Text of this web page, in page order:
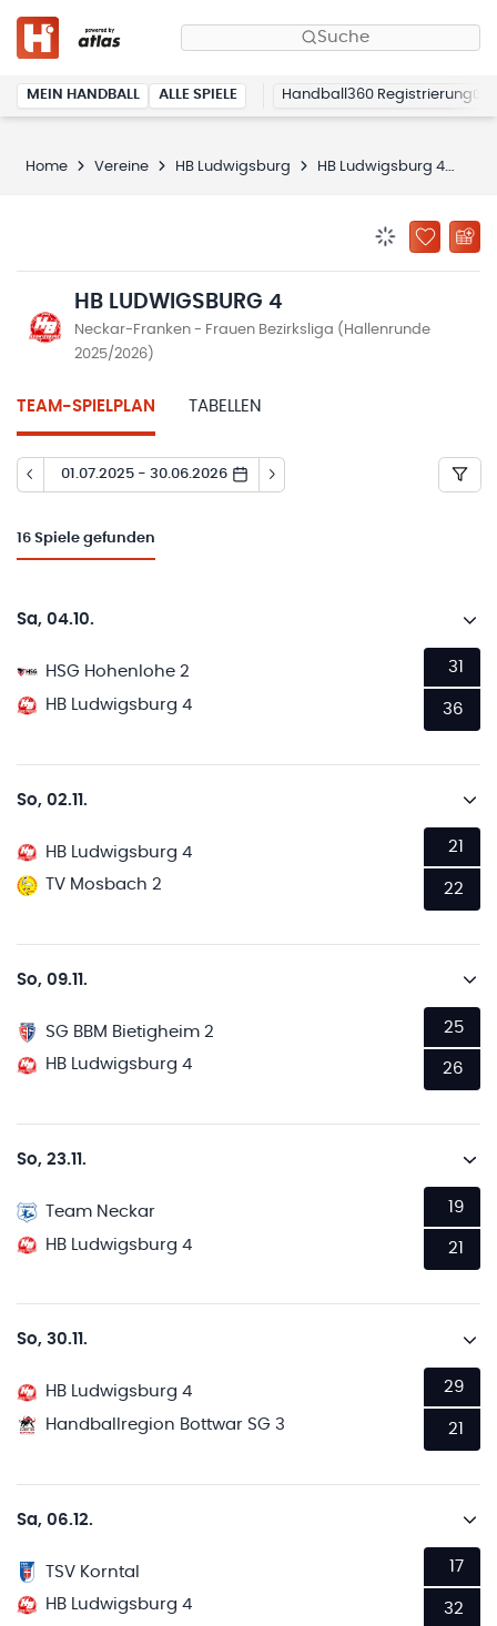
Suche
MEIN HANDBALL ALLE SPIELE Handball360 Registrierung
Home Vereine HB Ludwigsburg HB Ludwigsburg 4
ZU
HB LUDWIGSBURG 4
Neckar-Franken - Frauen Bezirksliga (Hallenrunde
2025/2026)
TEAM-SPIELPLAN TABELLEN
01.07.2025 - 30.06.2026
16 Spiele gefunden
Sa, 04.10.
HSG Hohenlohe 2
HB Ludwigsburg 4
31
36
So, 02.11.
HB Ludwigsburg 4
TV Mosbach 2
21
22
So, 09.11.
SG BBM Bietigheim 2
HB Ludwigsburg 4
25
26
So, 23.11.
Team Neckar
HB Ludwigsburg 4
19
21
So, 30.11.
HB Ludwigsburg 4
Handballregion Bottwar SG 3
29
21
Sa, 06.12.
TSV Korntal
HB Ludwigsburg 4
17
32